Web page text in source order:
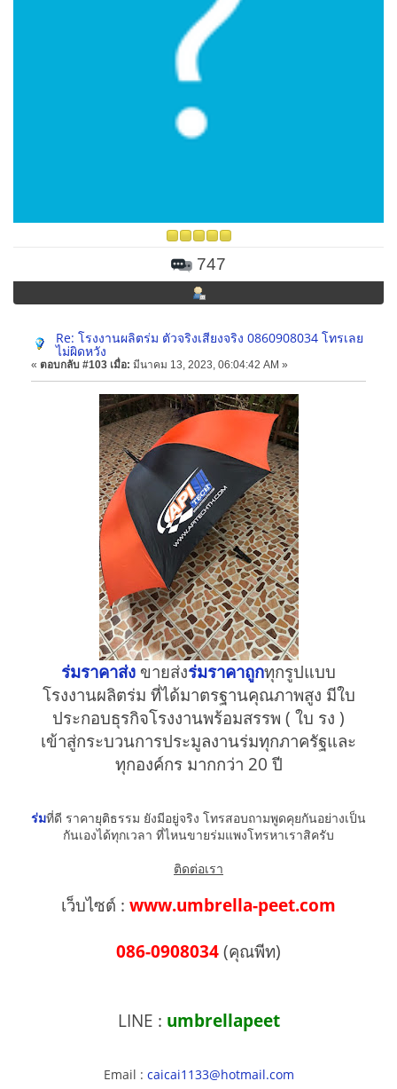
747
Re: โรงงานผลิตร่ม ตัวจริงเสียงจริง 0860908034 โทรเลย
ไม่ผิดหวัง
« ตอบกลับ #103 เมื่อ: มีนาคม 13, 2023, 06:04:42 AM »
ร่มราคาส่ง ขายส่งร่มราคาถูกทุกรูปแบบ
โรงงานผลิตร่ม ที่ได้มาตรฐานคุณภาพสูง มีใบ
ประกอบธุรกิจโรงงานพร้อมสรรพ ( ใบ รง )
เข้าสู่กระบวนการประมูลงานร่มทุกภาครัฐและ
ทุกองค์กร มากกว่า 20 ปี
ร่มที่ดี ราคายุติธรรม ยังมีอยู่จริง โทรสอบถามพูดคุยกันอย่างเป็น
กันเองได้ทุกเวลา ที่ไหนขายร่มแพงโทรหาเราสิครับ
ติดต่อเรา
เว็บไซต์ : www.umbrella-peet.com
086-0908034 (คุณพีท)
LINE : umbrellapeet
Email : caicai1133@hotmail.com